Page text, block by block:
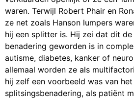
waren. Terwijl Robert Phair en
ze net zoals Hanson lumpers
hij een splitter is. Hij zei dat dit de
benadering geworden is in
autisme, diabetes, kanker of
allemaal worden ze als
hij zelf een voorbeeld was van
splitsingsbenadering, als patiënt